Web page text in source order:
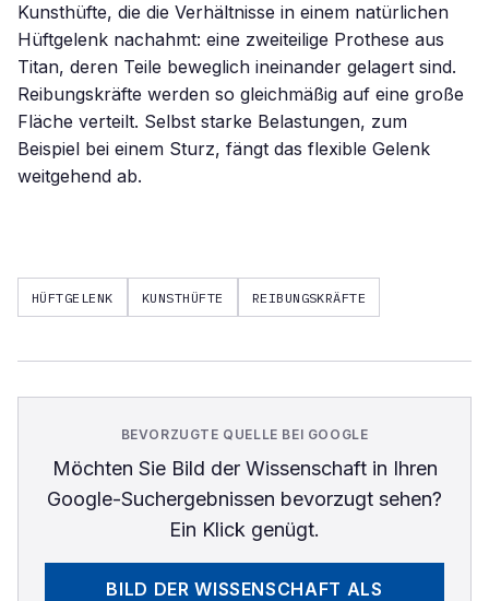
Kunsthüfte, die die Verhältnisse in einem natürlichen
Hüftgelenk nachahmt: eine zweiteilige Prothese aus
Titan, deren Teile beweglich ineinander gelagert sind.
Reibungskräfte werden so gleichmäßig auf eine große
Fläche verteilt. Selbst starke Belastungen, zum
Beispiel bei einem Sturz, fängt das flexible Gelenk
weitgehend ab.
HÜFTGELENK KUNSTHÜFTE REIBUNGSKRÄFTE
BEVORZUGTE QUELLE BEI GOOGLE
Möchten Sie Bild der Wissenschaftin Ihren
Google-Suchergebnissen bevorzugt sehen?
Ein Klick genügt.
BILD DER WISSENSCHAFT ALS